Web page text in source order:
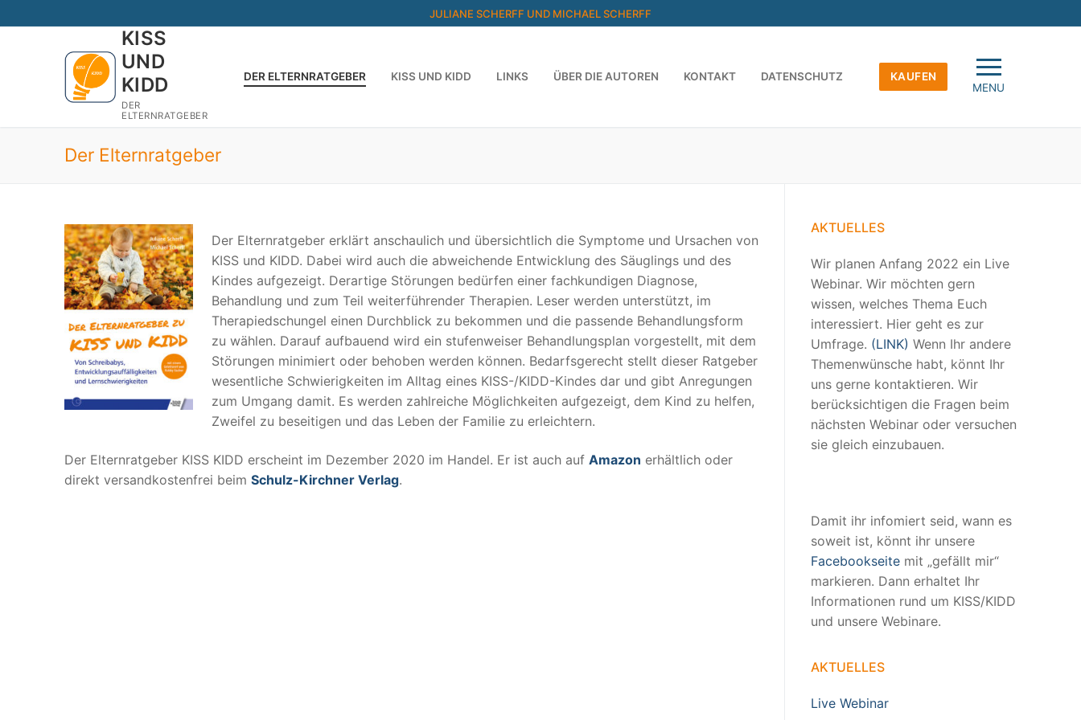
Inhalt
JULIANE SCHERFF UND MICHAEL SCHERFF
KISS
UND
KIDD
DER
ELTERNRATGEBER
DER ELTERNRATGEBER KISS UND KIDD LINKS ÜBER DIE AUTOREN KONTAKT DATENSCHUTZ
KAUFEN
MENU
Der Elternratgeber
Der Elternratgeber erklärt anschaulich und übersichtlich die Symptome und Ursachen von
KISS und KIDD. Dabei wird auch die abweichende Entwicklung des Säuglings und des
Kindes aufgezeigt. Derartige Störungen bedürfen einer fachkundigen Diagnose,
Behandlung und zum Teil weiterführender Therapien. Leser werden unterstützt, im
Therapiedschungel einen Durchblick zu bekommen und die passende Behandlungsform
zu wählen. Darauf aufbauend wird ein stufenweiser Behandlungsplan vorgestellt, mit dem
Störungen minimiert oder behoben werden können. Bedarfsgerecht stellt dieser Ratgeber
wesentliche Schwierigkeiten im Alltag eines KISS-/KIDD-Kindes dar und gibt Anregungen
zum Umgang damit. Es werden zahlreiche Möglichkeiten aufgezeigt, dem Kind zu helfen,
Zweifel zu beseitigen und das Leben der Familie zu erleichtern.
Der Elternratgeber KISS KIDD erscheint im Dezember 2020 im Handel. Er ist auch auf Amazon erhältlich oder
direkt versandkostenfrei beim Schulz-Kirchner Verlag.
AKTUELLES
Wir planen Anfang 2022 ein Live
Webinar. Wir möchten gern
wissen, welches Thema Euch
interessiert. Hier geht es zur
Umfrage. (LINK) Wenn Ihr andere
Themenwünsche habt, könnt Ihr
uns gerne kontaktieren. Wir
berücksichtigen die Fragen beim
nächsten Webinar oder versuchen
sie gleich einzubauen.
Damit ihr infomiert seid, wann es
soweit ist, könnt ihr unsere
Facebookseite mit „gefällt mir“
markieren. Dann erhaltet Ihr
Informationen rund um KISS/KIDD
und unsere Webinare.
AKTUELLES
Live Webinar